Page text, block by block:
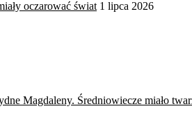
oczarować świat 1 lipca 2026
Magdaleny. Średniowiecze miało